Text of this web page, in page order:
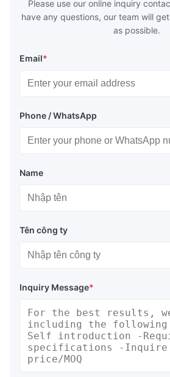
Please use our online inquiry
have any questions, our team will
as possible.
Email*
Phone / WhatsApp
Name
Tên công ty
Inquiry Message*